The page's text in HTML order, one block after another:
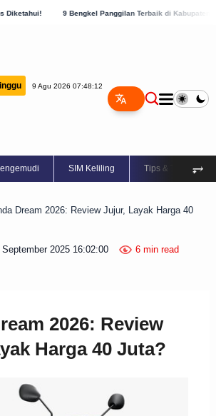
Panggilan Terbaik di Kabupaten Semarang, Cek
9 Agu 2026 07:48:13
SIM Keliling Tips & Trik ⥅
Dream 2026: Review Jujur, Layak Harga 40
September 2025 16:02:00 6 min read
2026: Review
Harga 40 Juta?